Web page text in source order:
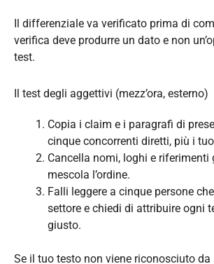
Il differenziale va verificato prima di
verifica deve produrre un dato e non
test.
Il test degli aggettivi (mezz’ora, esterno)
Copia i claim e i paragrafi di
cinque concorrenti diretti, più i
Cancella nomi, loghi e riferimenti
mescola l’ordine.
Falli leggere a cinque persone
settore e chiedi di attribuire ogni
giusto.
Se il tuo testo non viene riconosciuto da